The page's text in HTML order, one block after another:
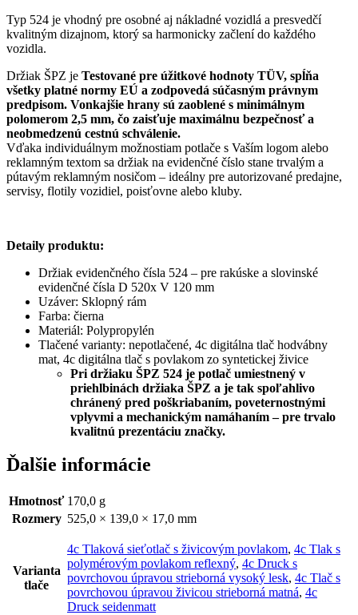
Typ 524 je vhodný pre osobné aj nákladné vozidlá a presvedčí
kvalitným dizajnom, ktorý sa harmonicky začlení do každého
vozidla.
Držiak ŠPZ je Testované pre úžitkové hodnoty TÜV, spĺňa
všetky platné normy EÚ a zodpovedá súčasným právnym
predpisom. Vonkajšie hrany sú zaoblené s minimálnym
polomerom 2,5 mm, čo zaisťuje maximálnu bezpečnosť a
neobmedzenú cestnú schválenie.
Vďaka individuálnym možnostiam potlače s Vaším logom alebo
reklamným textom sa držiak na evidenčné číslo stane trvalým a
pútavým reklamným nosičom – ideálny pre autorizované predajne,
servisy, flotily vozidiel, poisťovne alebo kluby.
Detaily produktu:
Držiak evidenčného čísla 524 – pre rakúske a slovinské
evidenčné čísla D 520x V 120 mm
Uzáver: Sklopný rám
Farba: čierna
Materiál: Polypropylén
Tlačené varianty: nepotlačené, 4c digitálna tlač hodvábny
mat, 4c digitálna tlač s povlakom zo syntetickej živice
Pri držiaku ŠPZ 524 je potlač umiestnený v
priehlbinách držiaka ŠPZ a je tak spoľahlivo
chránený pred poškriabaním, poveternostnými
vplyvmi a mechanickým namáhaním – pre trvalo
kvalitnú prezentáciu značky.
Ďalšie informácie
Hmotnosť 170,0 g
Rozmery 525,0 × 139,0 × 17,0 mm
Varianta
tlače
4c Tlaková sieťotlač s živicovým povlakom, 4c Tlak s
polymérovým povlakom reflexný, 4c Druck s
povrchovou úpravou strieborná vysoký lesk, 4c Tlač s
povrchovou úpravou živicou strieborná matná, 4c
Druck seidenmatt